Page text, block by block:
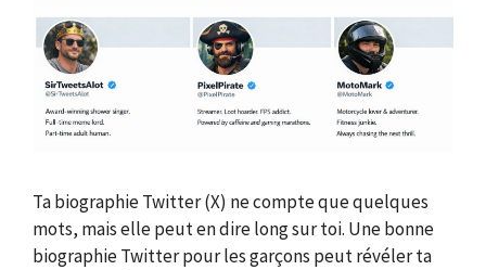
Ta biographie Twitter (X) ne compte que quelques
mots, mais elle peut en dire long sur toi. Une bonne
biographie Twitter pour les garçons peut révéler ta